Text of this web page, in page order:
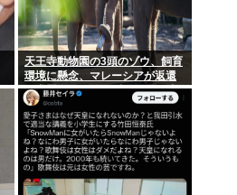
天王寺動物園の3頭のゾウ、飼育
環境に懸念、マレーシアが返還
要求署名17万人。酷すぎる日本
の動物園